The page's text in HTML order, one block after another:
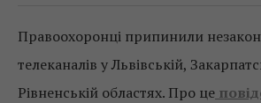
Правоохоронці припинили
телеканалів у Львівській,
Рівненській областях. Про це